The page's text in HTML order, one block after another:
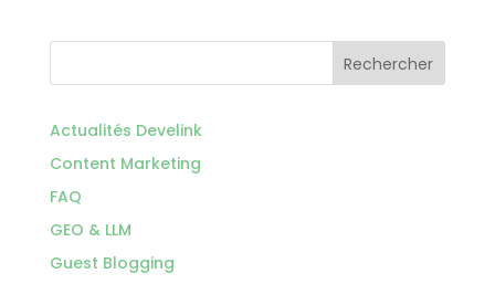
Rechercher
Actualités Develink
Content Marketing
FAQ
GEO & LLM
Guest Blogging